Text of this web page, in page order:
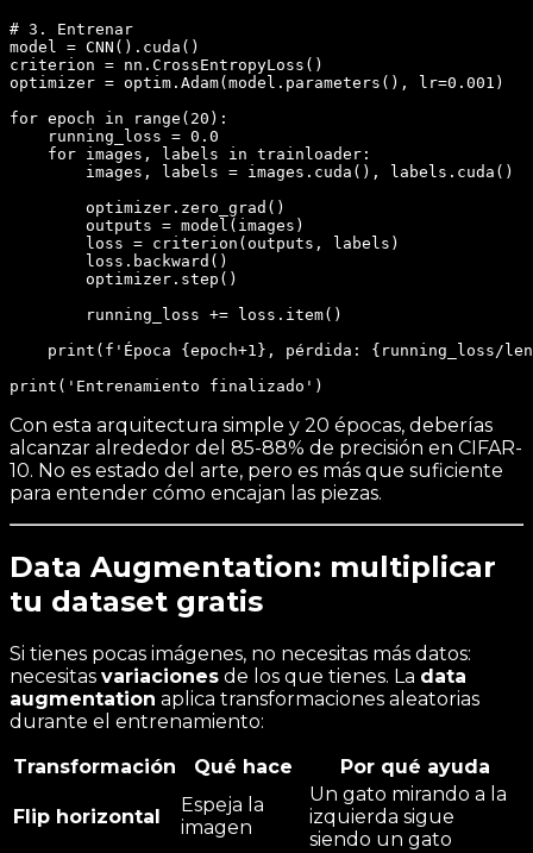
# 3. Entrenar
model = CNN().cuda()
criterion = nn.CrossEntropyLoss()
optimizer = optim.Adam(model.parameters(), lr=0.001)
for epoch in range(20):
    running_loss = 0.0
    for images, labels in trainloader:
        images, labels = images.cuda(), labels.cuda()
        optimizer.zero_grad()
        outputs = model(images)
        loss = criterion(outputs, labels)
        loss.backward()
        optimizer.step()
        running_loss += loss.item()
print(f'Época {epoch+1}, pérdida: {running_loss/
Con esta arquitectura simple y 20 épocas, deberías
alcanzar alrededor del 85-88% de precisión en CIFAR-
10. No es estado del arte, pero es más que suficiente
para entender cómo encajan las piezas.
Data Augmentation: multiplicar
tu dataset gratis
Si tienes pocas imágenes, no necesitas más datos:
necesitas variaciones de los que tienes. La data
augmentation aplica transformaciones aleatorias
durante el entrenamiento:
Transformación
Qué hace Por qué ayuda
Flip horizontal
Espeja la
imagen
Un gato mirando a la
izquierda sigue
siendo un gato